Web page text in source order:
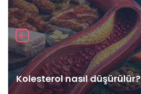
Kolesterol nasıl düşürülür?